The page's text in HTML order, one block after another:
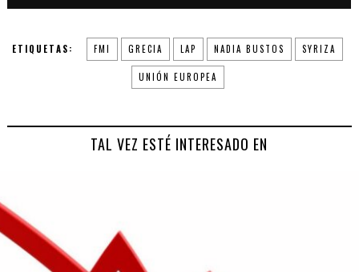
ETIQUETAS: FMI GRECIA LAP NADIA BUSTOS SYRIZA
UNIÓN EUROPEA
TAL VEZ ESTÉ INTERESADO EN